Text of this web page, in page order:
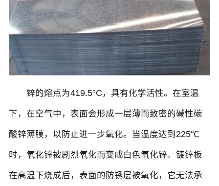
锌的熔点为419.5°C，具有化学活性。在室温
下，在空气中，表面会形成一层薄而致密的碱性碳
酸锌薄膜，以防止进一步氧化。当温度达到225℃
时，氧化锌被剧烈氧化而变成白色氧化锌。镀锌板
在高温下烧成后，表面的防锈层被氧化，它无法承